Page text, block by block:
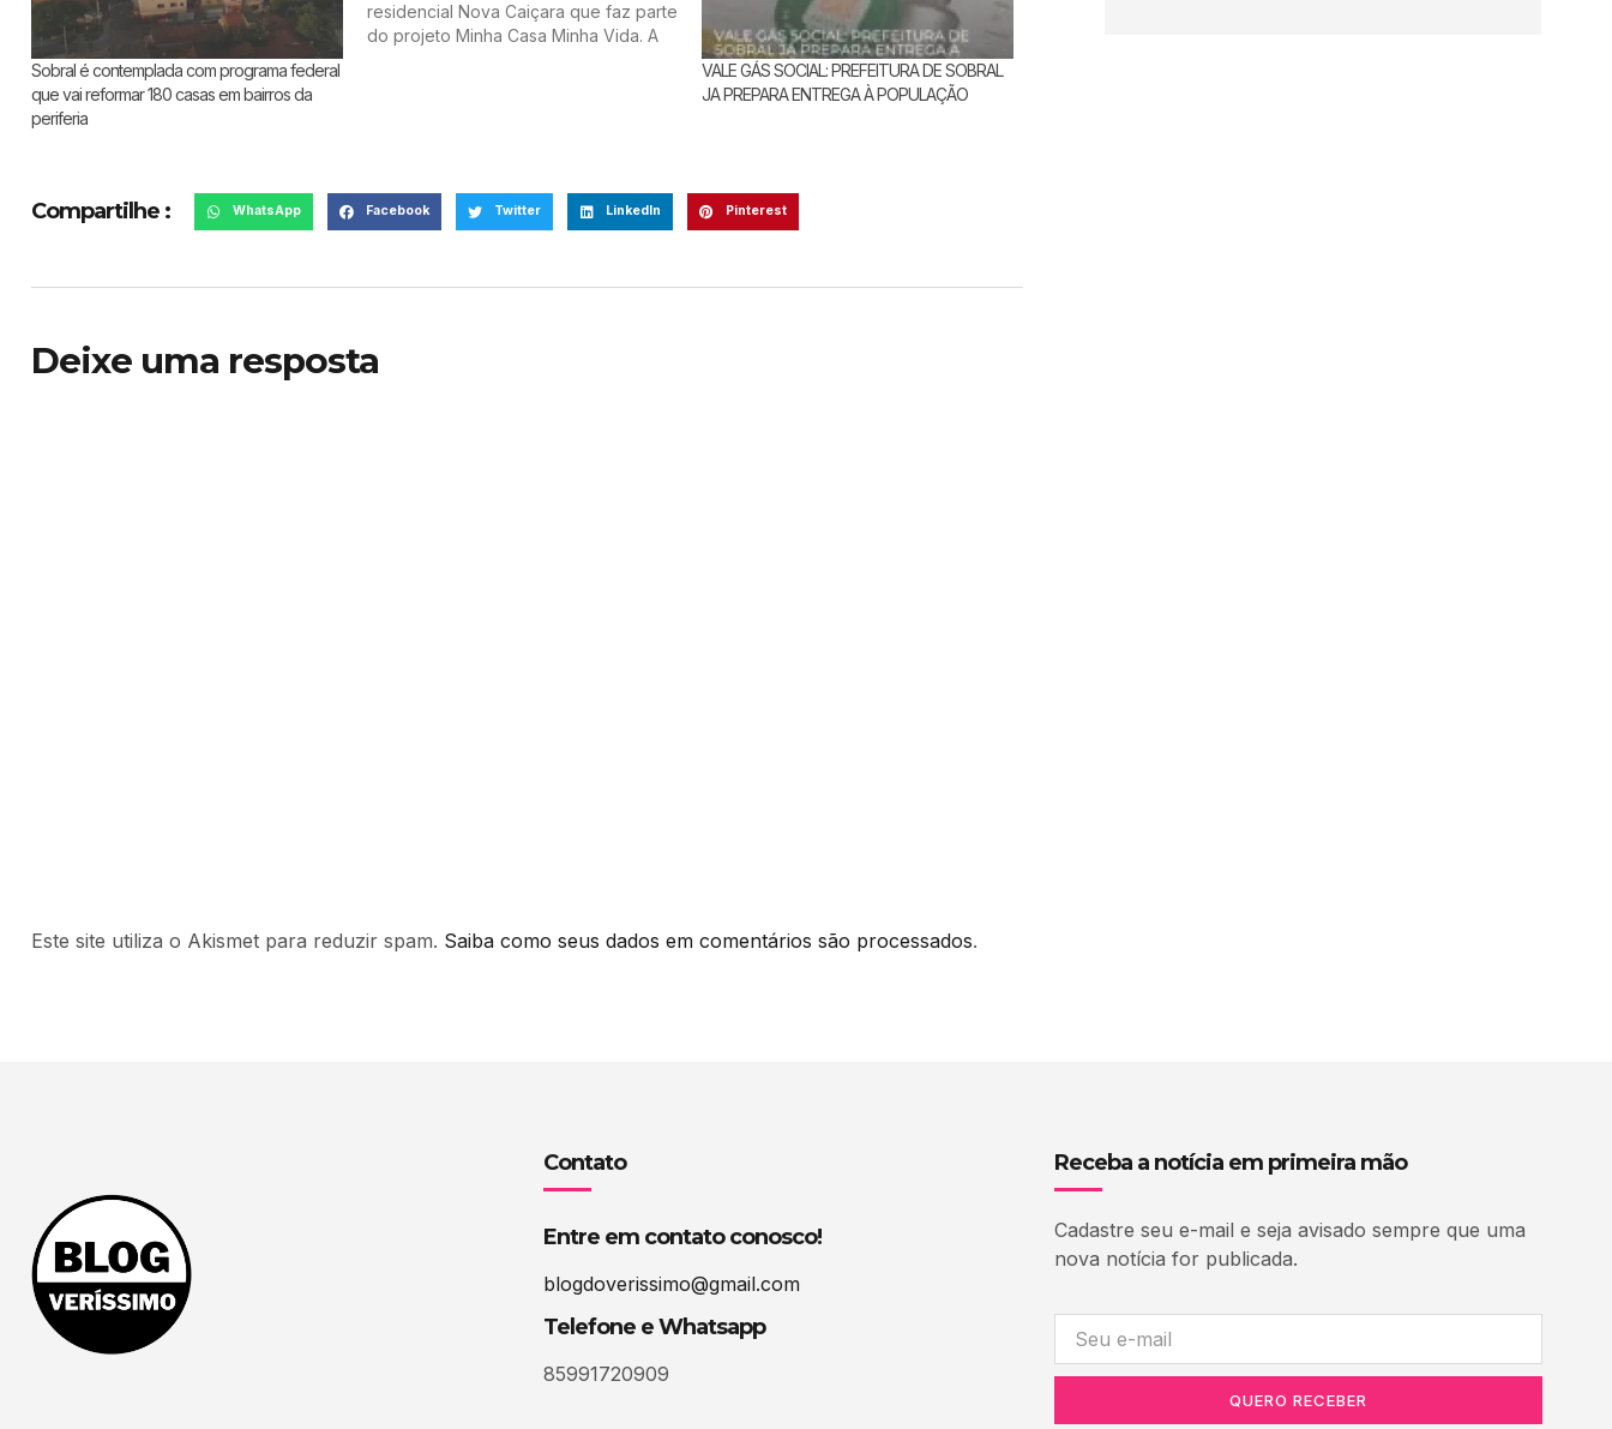
Sobral é contemplada com programa federal
que vai reformar 180 casas em bairros da
periferia
residencial Nova Caiçara que faz parte
do projeto Minha Casa Minha Vida. A
VALE GÁS SOCIAL: PREFEITURA DE SOBRAL
JA PREPARA ENTREGA À POPULAÇÃO
Compartilhe : WhatsApp Facebook Twitter LinkedIn Pinterest
Deixe uma resposta
Este site utiliza o Akismet para reduzir spam. Saiba como seus dados em comentários são processados.
Contato
Entre em contato conosco!
blogdoverissimo@gmail.com
Telefone e Whatsapp
85991720909
Receba a notícia em primeira mão
Cadastre seu e-mail e seja avisado sempre que uma
nova notícia for publicada.
QUERO RECEBER